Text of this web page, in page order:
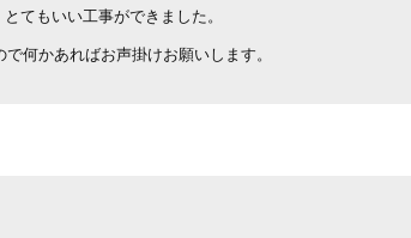
てもいい工事ができました。
何かあればお声掛けお願いします。